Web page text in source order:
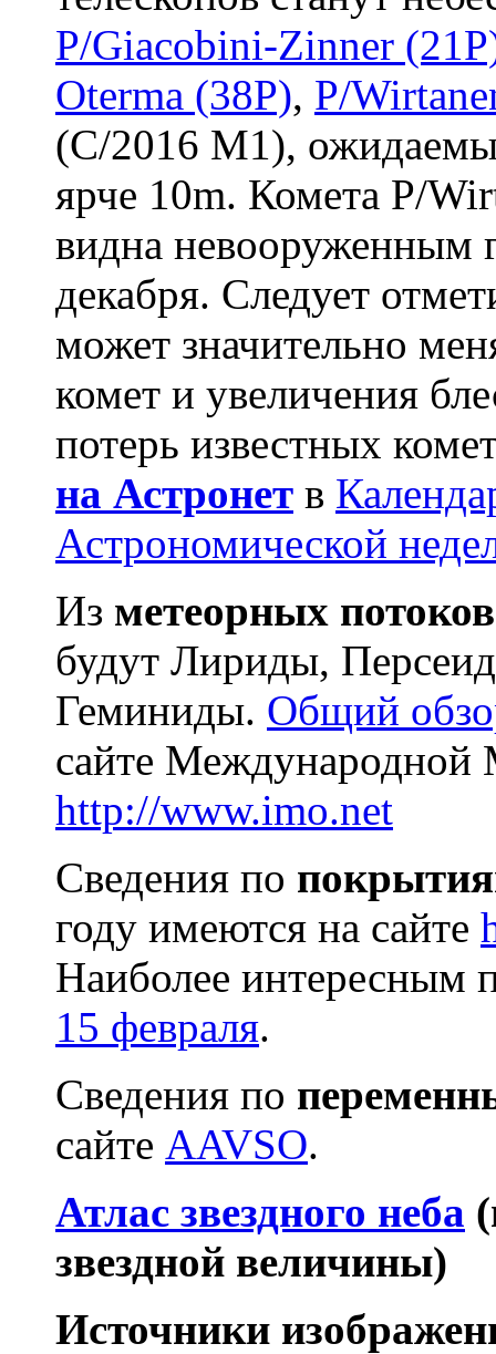
P/Giacobini-Zinner
Oterma (38P), P/
(C/2016 M1),
ярче 10m. Комета P/
видна невооруженным
декабря. Следует
может значительно
комет и увеличения
потерь известных
на Астронет в
Астрономической
Из метеорных потоков
будут Лириды,
Геминиды. Общий
сайте Международной
http://www.imo.net
Сведения по
году имеются на сайте
Наиболее интересным
15 февраля.
Сведения по
сайте AAVSO.
Атлас звездного неба
звездной величины)
Источники